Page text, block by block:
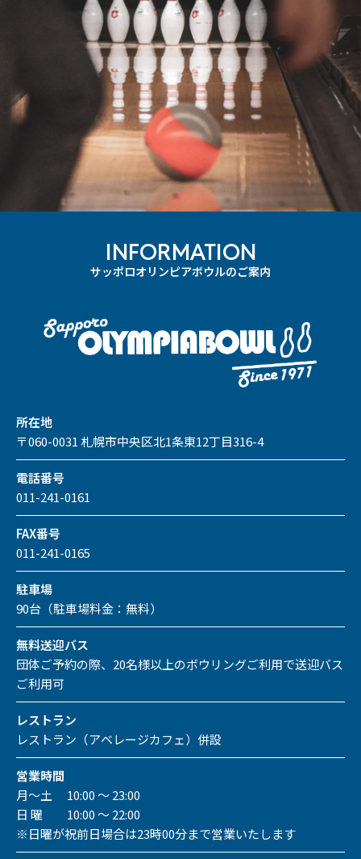
INFORMATION
サッポロオリンピアボウルのご案内
所在地
〒060-0031 札幌市中央区北1条東12丁目316-4
電話番号
011-241-0161
FAX番号
011-241-0165
駐車場
90台（駐車場料金：無料）
無料送迎バス
団体ご予約の際、20名様以上のボウリングご利用で送迎バス
ご利用可
レストラン
レストラン（アベレージカフェ）併設
営業時間
月～土 10:00 ～ 23:00
日 曜 10:00 ～ 22:00
※日曜が祝前日場合は23時00分まで営業いたします